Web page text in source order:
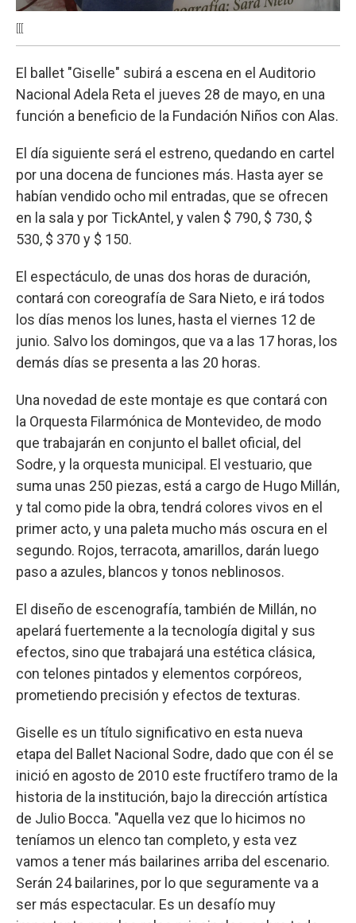
[[[
El ballet "Giselle" subirá a escena en el Auditorio
Nacional Adela Reta el jueves 28 de mayo, en una
función a beneficio de la Fundación Niños con Alas.
El día siguiente será el estreno, quedando en cartel
por una docena de funciones más. Hasta ayer se
habían vendido ocho mil entradas, que se ofrecen
en la sala y por TickAntel, y valen $ 790, $ 730, $
530, $ 370 y $ 150.
El espectáculo, de unas dos horas de duración,
contará con coreografía de Sara Nieto, e irá todos
los días menos los lunes, hasta el viernes 12 de
junio. Salvo los domingos, que va a las 17 horas, los
demás días se presenta a las 20 horas.
Una novedad de este montaje es que contará con
la Orquesta Filarmónica de Montevideo, de modo
que trabajarán en conjunto el ballet oficial, del
Sodre, y la orquesta municipal. El vestuario, que
suma unas 250 piezas, está a cargo de Hugo Millán,
y tal como pide la obra, tendrá colores vivos en el
primer acto, y una paleta mucho más oscura en el
segundo. Rojos, terracota, amarillos, darán luego
paso a azules, blancos y tonos neblinosos.
El diseño de escenografía, también de Millán, no
apelará fuertemente a la tecnología digital y sus
efectos, sino que trabajará una estética clásica,
con telones pintados y elementos corpóreos,
prometiendo precisión y efectos de texturas.
Giselle es un título significativo en esta nueva
etapa del Ballet Nacional Sodre, dado que con él se
inició en agosto de 2010 este fructífero tramo de la
historia de la institución, bajo la dirección artística
de Julio Bocca. "Aquella vez que lo hicimos no
teníamos un elenco tan completo, y esta vez
vamos a tener más bailarines arriba del escenario.
Serán 24 bailarines, por lo que seguramente va a
ser más espectacular. Es un desafío muy